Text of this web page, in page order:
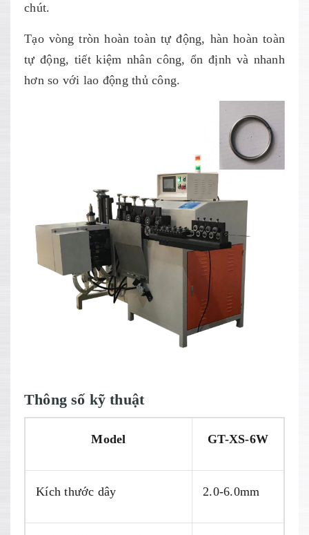
chút.
Tạo vòng tròn hoàn toàn tự động, hàn hoàn toàn
tự động, tiết kiệm nhân công, ổn định và nhanh
hơn so với lao động thủ công.
Thông số kỹ thuật
Model GT-XS-6W
Kích thước dây 2.0-6.0mm